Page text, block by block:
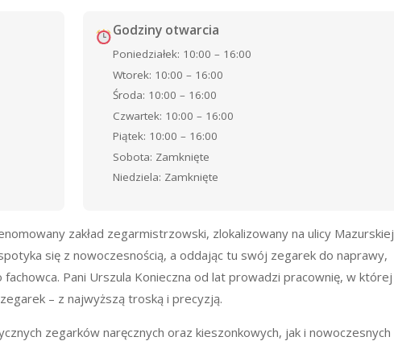
Godziny otwarcia
Poniedziałek: 10:00 – 16:00
Wtorek: 10:00 – 16:00
Środa: 10:00 – 16:00
Czwartek: 10:00 – 16:00
Piątek: 10:00 – 16:00
Sobota: Zamknięte
Niedziela: Zamknięte
zakład zegarmistrzowski, zlokalizowany na ulicy
się z nowoczesnością, a oddając tu swój zegarek do naprawy,
Pani Urszula Konieczna od lat prowadzi pracownię, w której
– z najwyższą troską i precyzją.
zegarków naręcznych oraz kieszonkowych, jak i nowoczesnych